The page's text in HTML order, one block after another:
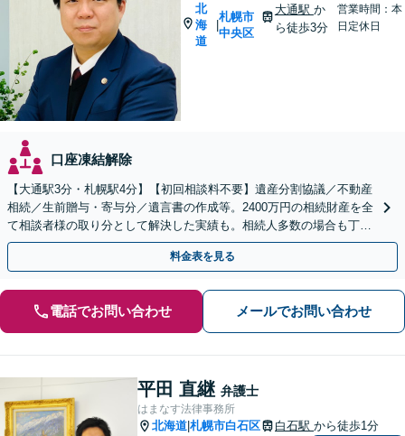
北
海
道
札幌市
中央区
大通駅 か
ら徒歩3分
営業時間：本
日定休日
口座凍結解除
【大通駅3分・札幌駅4分】【初回相談料不要】遺産分割協議／不動産
相続／生前贈与・寄与分／遺言書の作成等。2400万円の相続財産を全
て相談者様の取り分として解決した実績も。相続人多数の場合も丁寧
に対応し相談者様の目指す解決に向けて尽力します。
料金表を見る
電話でお問い合わせ メールでお問い合わせ
平田 直継 弁護士
はまなす法律事務所
北海道 札幌市白石区 白石駅 から徒歩1分